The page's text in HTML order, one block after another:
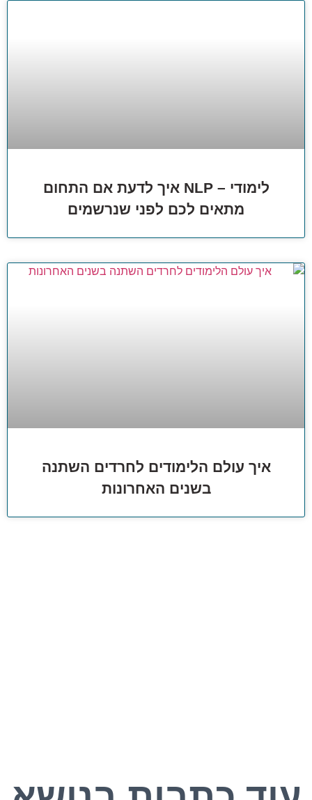
לימודי – NLP איך לדעת אם התחום
מתאים לכם לפני שנרשמים
איך עולם הלימודים לחרדים השתנה
בשנים האחרונות